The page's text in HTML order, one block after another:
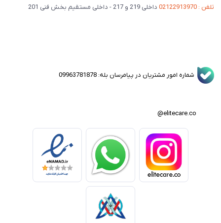
تلفن : 02122913970
داخلی 219 و 217 - داخلی مستقیم بخش فنی 201
شماره امور مشتریان در پیامرسان بله: 09963781878